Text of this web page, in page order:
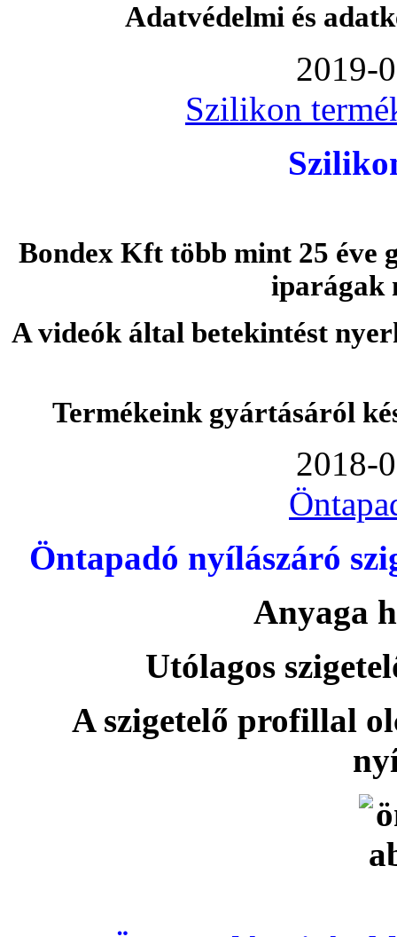
Adatvédelmi és
2019-
Szilikon
Bondex Kft több mint 25 éve
iparágak
A videók által betekintést
Termékeink gyártásáról
2018-
Öntapadó nyílászáró
Anyaga
Utólagos
A szigetelő profillal